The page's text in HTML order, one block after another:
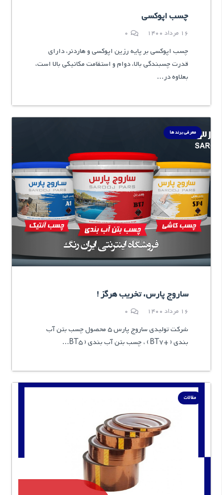
چسب اپوکسی
16 مرداد 1400 0
چسب اپوکسی بر پایه رزین اپوکسی و هاردنر، دارای
قدرت چسبندگی بالا، دوام و استقامت مکانیکی بالا است،
بعلاوه در…
معرفی برند ها
ساروج پارس، تخریب هرگز !
16 مرداد 1400 0
شرکت تولیدی ساروج پارس 5 محصول چسب بتن آب
بندی ( +BT7 ) ، چسب بتن آب بندی ( BT5…
مقالات